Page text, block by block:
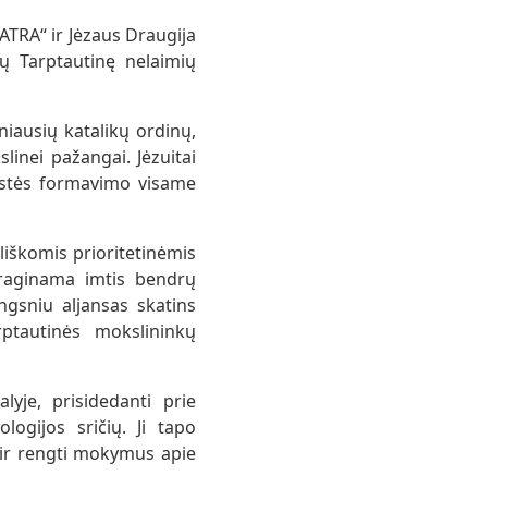
ir Jėzaus Draugija
Tarptautinę nelaimių
katalikų ordinų,
pažangai. Jėzuitai
formavimo visame
prioritetinėmis
imtis bendrų
aljansas skatins
mokslininkų
prisidedanti prie
sričių. Ji tapo
rengti mokymus apie